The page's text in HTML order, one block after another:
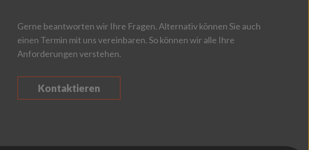
Gerne beantworten wir Ihre Fragen. Alternativ können Sie auch
einen Termin mit uns vereinbaren. So können wir alle Ihre
Anforderungen verstehen.
Kontaktieren